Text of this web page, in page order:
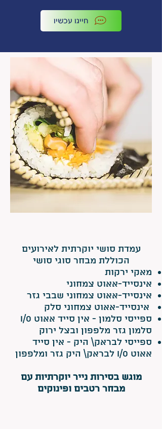
חייגו עכשיו
עמדת סושי יוקרתית לאירועים
הכוללת מבחר סוגי סושי
מאקי ירקות
אינסייד-אאוט צמחוני
אינסייד-אאוט צמחוני שבבי גזר
אינסייד-אאוט צמחוני סלק
ספייסי סלמון - אין סייד אאוט I/O
סלמון גזר מלפפון ובצל ירוק
ספייסי לבראק\ היק - אין סייד
אאוט I/O לבראק\ היק גזר ומלפפון
מוגש בסירות נייר יוקרתיות עם
מבחר רטבים ופינוקים